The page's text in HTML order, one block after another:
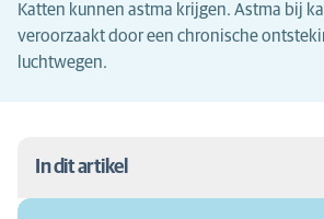
Katten kunnen astma krijgen. Astma bij
veroorzaakt door een chronische
luchtwegen.
In dit artikel